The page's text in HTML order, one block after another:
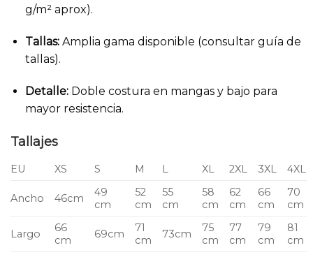
g/m² aprox).
Tallas:Amplia gama disponible (consultar guía de
tallas).
Detalle:Doble costura en mangas y bajo para
mayor resistencia.
Tallajes
EU XS S M L XL 2XL 3XL 4XL
Ancho 46cm
49
cm
52
cm
55
cm
58
cm
62
cm
66
cm
70
cm
Largo
66
cm
69cm
71
cm
73cm
75
cm
77
cm
79
cm
81
cm